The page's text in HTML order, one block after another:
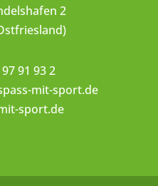
2
91 93 2
mit-sport.de
sport.de